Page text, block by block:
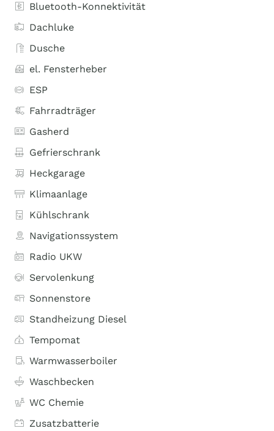
Bluetooth-Konnektivität
Dachluke
Dusche
el. Fensterheber
ESP
Fahrradträger
Gasherd
Gefrierschrank
Heckgarage
Klimaanlage
Kühlschrank
Navigationssystem
Radio UKW
Servolenkung
Sonnenstore
Standheizung Diesel
Tempomat
Warmwasserboiler
Waschbecken
WC Chemie
Zusatzbatterie